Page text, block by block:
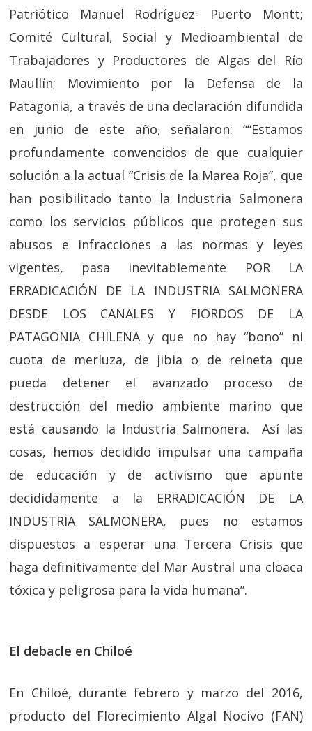
Patriótico Manuel Rodríguez- Puerto Montt;
Comité Cultural, Social y Medioambiental de
Trabajadores y Productores de Algas del Río
Maullín; Movimiento por la Defensa de la
Patagonia, a través de una declaración difundida
en junio de este año, señalaron: ““Estamos
profundamente convencidos de que cualquier
solución a la actual “Crisis de la Marea Roja”, que
han posibilitado tanto la Industria Salmonera
como los servicios públicos que protegen sus
abusos e infracciones a las normas y leyes
vigentes, pasa inevitablemente POR LA
ERRADICACIÓN DE LA INDUSTRIA SALMONERA
DESDE LOS CANALES Y FIORDOS DE LA
PATAGONIA CHILENA y que no hay “bono” ni
cuota de merluza, de jibia o de reineta que
pueda detener el avanzado proceso de
destrucción del medio ambiente marino que
está causando la Industria Salmonera. Así las
cosas, hemos decidido impulsar una campaña
de educación y de activismo que apunte
decididamente a la ERRADICACIÓN DE LA
INDUSTRIA SALMONERA, pues no estamos
dispuestos a esperar una Tercera Crisis que
haga definitivamente del Mar Austral una cloaca
tóxica y peligrosa para la vida humana”.
El debacle en Chiloé
En Chiloé, durante febrero y marzo del 2016,
producto del Florecimiento Algal Nocivo (FAN)